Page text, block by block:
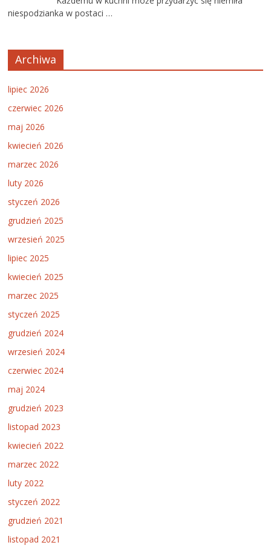
niespodzianka w postaci …
Archiwa
lipiec 2026
czerwiec 2026
maj 2026
kwiecień 2026
marzec 2026
luty 2026
styczeń 2026
grudzień 2025
wrzesień 2025
lipiec 2025
kwiecień 2025
marzec 2025
styczeń 2025
grudzień 2024
wrzesień 2024
czerwiec 2024
maj 2024
grudzień 2023
listopad 2023
kwiecień 2022
marzec 2022
luty 2022
styczeń 2022
grudzień 2021
listopad 2021